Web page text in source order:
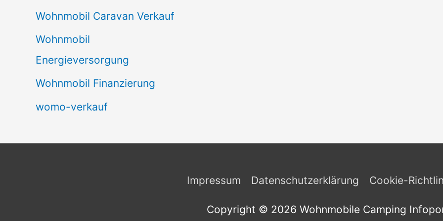
Wohnmobil Caravan Verkauf
Wohnmobil
Energieversorgung
Wohnmobil Finanzierung
womo-verkauf
Impressum Datenschutzerklärung Cookie-
Copyright © 2026 Wohnmobile Camping